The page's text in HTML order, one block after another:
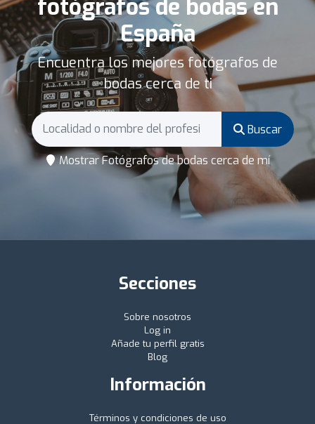
fotógrafos de bodas en
España
Encuentra los mejores fotógrafos de
bodas cerca de ti
Buscar
Mostrar Fotógrafos de bodas cerca de mí
Secciones
Sobre nosotros
Log in
Añade tu perfil gratis
Blog
Información
Términos y condiciones de uso